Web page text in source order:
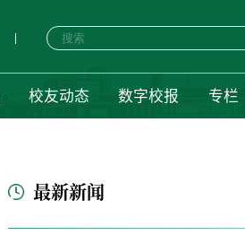
校友动态 数字校报 专栏
最新新闻